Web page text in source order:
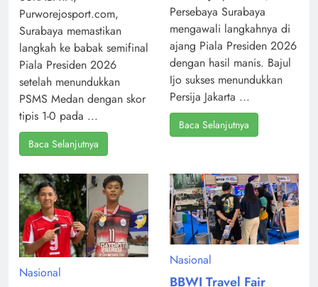
Purworejosport.com,
Surabaya memastikan
langkah ke babak semifinal
Piala Presiden 2026
setelah menundukkan
PSMS Medan dengan skor
tipis 1-0 pada ...
Baca Selanjutnya
Persebaya Surabaya
mengawali langkahnya di
ajang Piala Presiden 2026
dengan hasil manis. Bajul
Ijo sukses menundukkan
Persija Jakarta ...
Baca Selanjutnya
Nasional
Nasional
BBWI Travel Fair